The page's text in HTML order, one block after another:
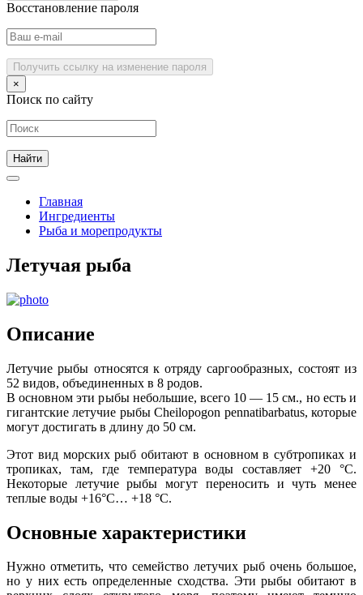
Восстановление пароля
Получить ссылку на изменение пароля
×
Поиск по сайту
Главная
Ингредиенты
Рыба и морепродукты
Летучая рыба
Описание
Летучие рыбы относятся к отряду саргообразных, состоят из
52 видов, объединенных в 8 родов.
В основном эти рыбы небольшие, всего 10 — 15 см., но есть и
гигантские летучие рыбы Cheilopogon pennatibarbatus, которые
могут достигать в длину до 50 см.
Этот вид морских рыб обитают в основном в субтропиках и
тропиках, там, где температура воды составляет +20 °C.
Некоторые летучие рыбы могут переносить и чуть менее
теплые воды +16°C… +18 °C.
Основные характеристики
Нужно отметить, что семейство летучих рыб очень большое,
но у них есть определенные сходства. Эти рыбы обитают в